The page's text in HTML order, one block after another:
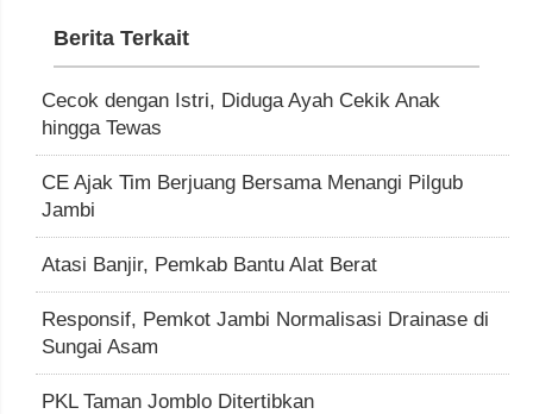
Berita Terkait
Cecok dengan Istri, Diduga Ayah Cekik Anak
hingga Tewas
CE Ajak Tim Berjuang Bersama Menangi Pilgub
Jambi
Atasi Banjir, Pemkab Bantu Alat Berat
Responsif, Pemkot Jambi Normalisasi Drainase di
Sungai Asam
PKL Taman Jomblo Ditertibkan